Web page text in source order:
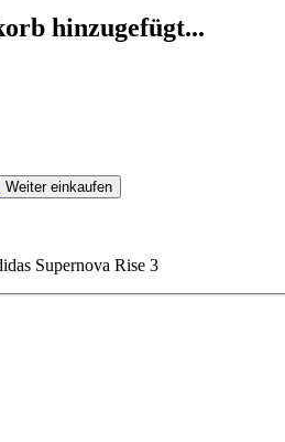
hinzugefügt...
Weiter einkaufen
Supernova Rise 3